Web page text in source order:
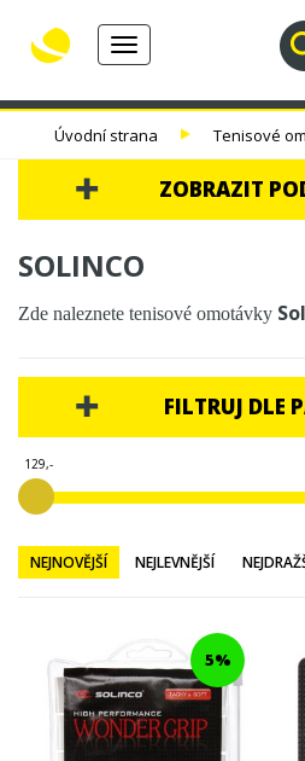
Toggle
navigation
30.
TENISOVÉ
Úvodní strana Tenisové
ZOBRAZIT
TENISOVÉ TAŠKY
TENISOVÁ OBUV
TENISOVÉ OBLEČENÍ
MSV
HEAD
WILSON
TECNIFIBRE
SOLINCO
Zde naleznete tenisové omotávky
FILTRUJ DLE
129,-
NEJNOVĚJŠÍ NEJLEVNĚJŠÍ
5%